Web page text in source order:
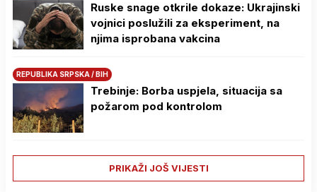
Ruske snage otkrile dokaze: Ukrajinski
vojnici poslužili za eksperiment, na
njima isprobana vakcina
REPUBLIKA SRPSKA / BIH
Trebinje: Borba uspjela, situacija sa
požarom pod kontrolom
PRIKAŽI JOŠ VIJESTI